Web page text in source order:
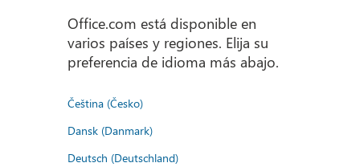
Office.com está disponible en
varios países y regiones. Elija su
preferencia de idioma más abajo.
Čeština (Česko)
Dansk (Danmark)
Deutsch (Deutschland)